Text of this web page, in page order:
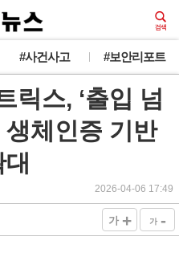
#사건사고 #보안리포트
릭스, ‘출입 넘
생체인증 기반
2026-04-06 17:49
가 + 가 -